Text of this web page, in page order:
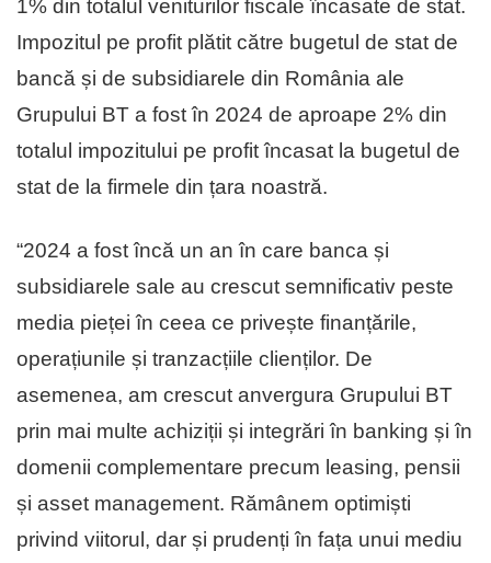
1% din totalul veniturilor fiscale încasate de stat.
Impozitul pe profit plătit către bugetul de stat de
bancă și de subsidiarele din România ale
Grupului BT a fost în 2024 de aproape 2% din
totalul impozitului pe profit încasat la bugetul de
stat de la firmele din țara noastră.
“2024 a fost încă un an în care banca și
subsidiarele sale au crescut semnificativ peste
media pieței în ceea ce privește finanțările,
operațiunile și tranzacțiile clienților. De
asemenea, am crescut anvergura Grupului BT
prin mai multe achiziții și integrări în banking și în
domenii complementare precum leasing, pensii
și asset management. Rămânem optimiști
privind viitorul, dar și prudenți în fața unui mediu